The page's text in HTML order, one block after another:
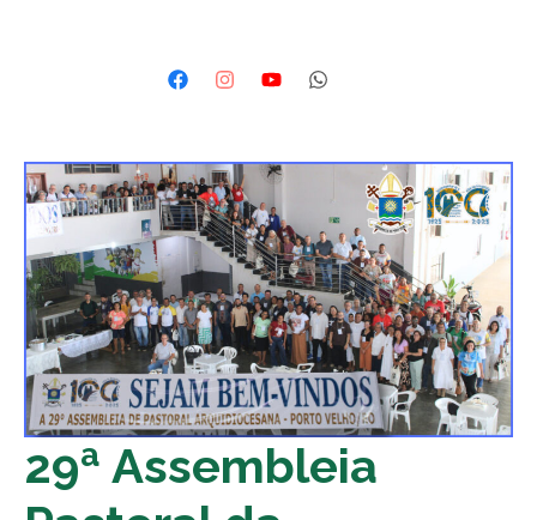
29ª Assembleia